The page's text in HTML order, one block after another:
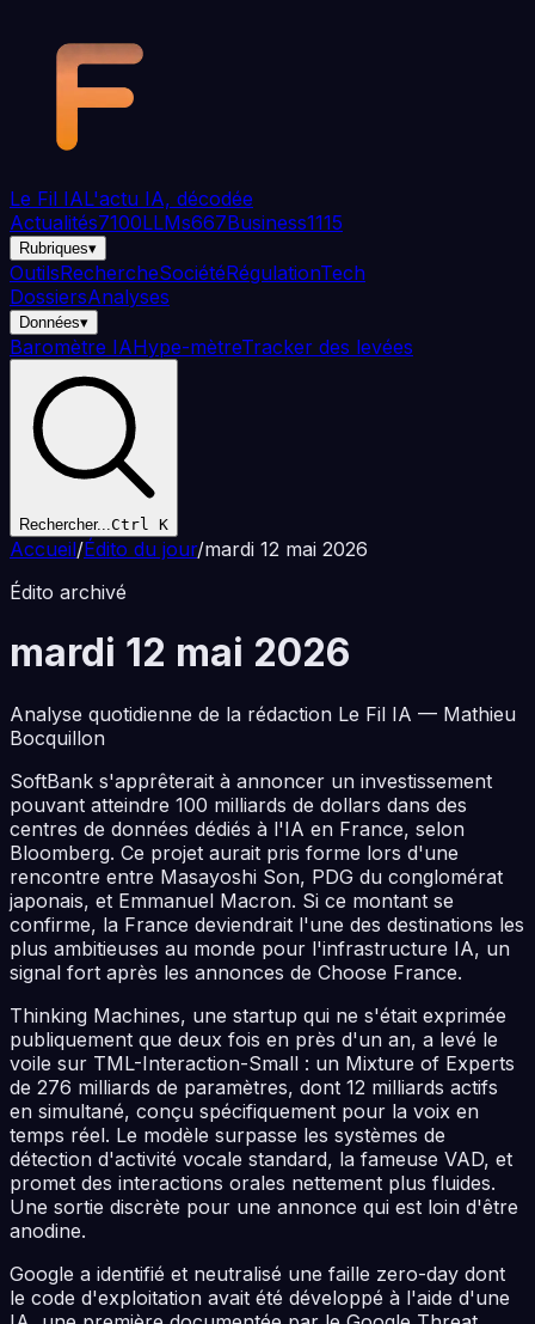
Le Fil IAL'actu IA, décodée
Actualités7100LLMs667Business1115
Rubriques▾
OutilsRechercheSociétéRégulationTech
DossiersAnalyses
Données▾
Baromètre IAHype-mètreTracker des levées
Rechercher...Ctrl K
Accueil/Édito du jour/mardi 12 mai 2026
Édito archivé
mardi 12 mai 2026
Analyse quotidienne de la rédaction Le Fil IA — Mathieu
Bocquillon
SoftBank s'apprêterait à annoncer un investissement
pouvant atteindre 100 milliards de dollars dans des
centres de données dédiés à l'IA en France, selon
Bloomberg. Ce projet aurait pris forme lors d'une
rencontre entre Masayoshi Son, PDG du conglomérat
japonais, et Emmanuel Macron. Si ce montant se
confirme, la France deviendrait l'une des destinations les
plus ambitieuses au monde pour l'infrastructure IA, un
signal fort après les annonces de Choose France.
Thinking Machines, une startup qui ne s'était exprimée
publiquement que deux fois en près d'un an, a levé le
voile sur TML-Interaction-Small : un Mixture of Experts
de 276 milliards de paramètres, dont 12 milliards actifs
en simultané, conçu spécifiquement pour la voix en
temps réel. Le modèle surpasse les systèmes de
détection d'activité vocale standard, la fameuse VAD, et
promet des interactions orales nettement plus fluides.
Une sortie discrète pour une annonce qui est loin d'être
anodine.
Google a identifié et neutralisé une faille zero-day dont
le code d'exploitation avait été développé à l'aide d'une